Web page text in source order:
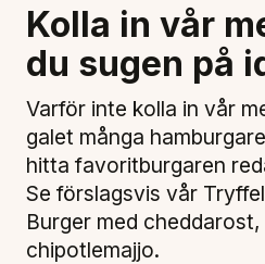
Kolla in vår
du sugen på
Varför inte kolla in vår
galet många
hitta favoritburgaren
Se förslagsvis vår
Burger med
chipotlemajjo.